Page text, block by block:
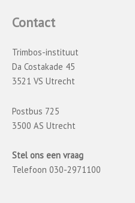
Contact
Trimbos-instituut
Da Costakade 45
3521 VS Utrecht
Postbus 725
3500 AS Utrecht
Stel ons een vraag
Telefoon 030-2971100